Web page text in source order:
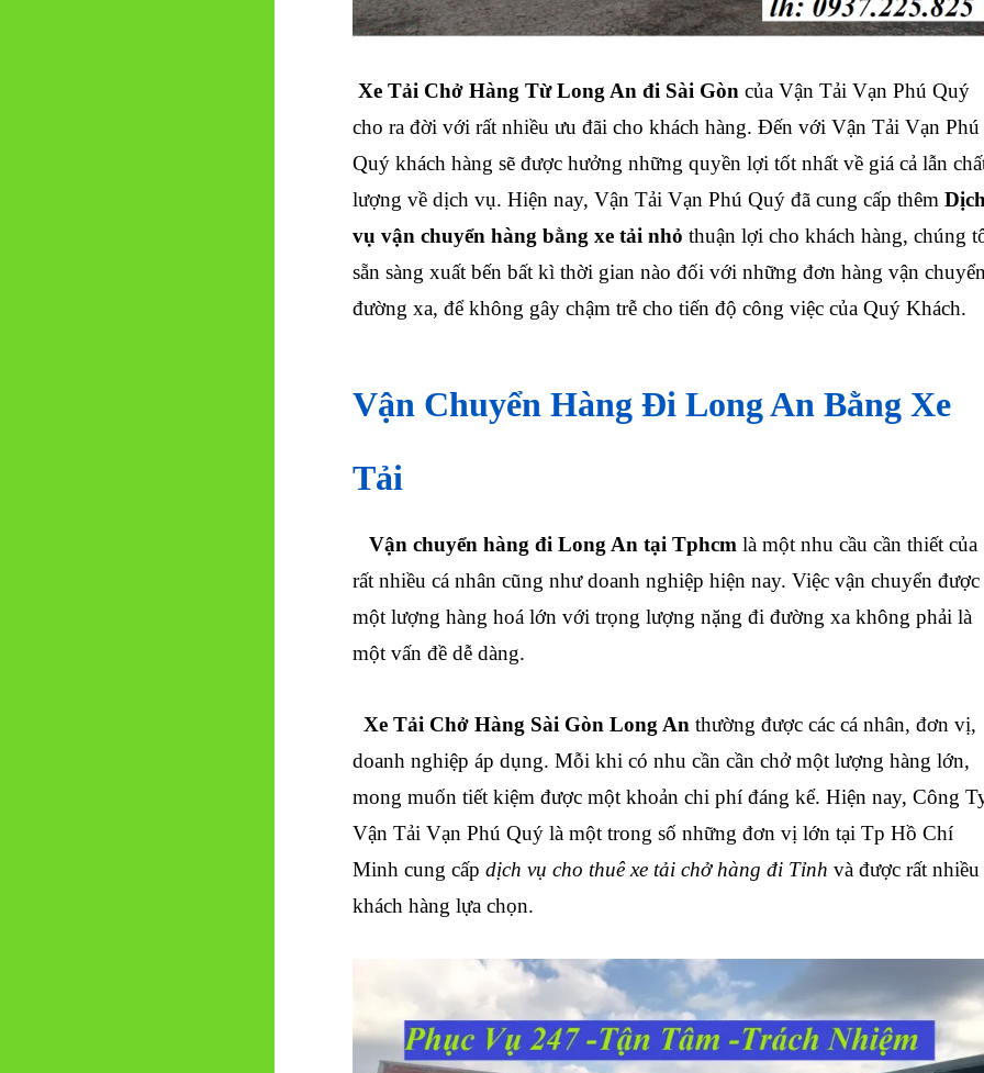
Xe Tải Chở Hàng Từ Long An đi Sài Gòn của Vận Tải Vạn Phú Quý
cho ra đời với rất nhiều ưu đãi cho khách hàng. Đến với Vận Tải Vạn Phú
Quý khách hàng sẽ được hưởng những quyền lợi tốt nhất về giá cả lẫn
lượng về dịch vụ. Hiện nay, Vận Tải Vạn Phú Quý đã cung cấp thêm
vụ vận chuyển hàng bằng xe tải nhỏ thuận lợi cho khách hàng, chúng
sẵn sàng xuất bến bất kì thời gian nào đối với những đơn hàng vận
đường xa, để không gây chậm trễ cho tiến độ công việc của Quý Khách.
Vận Chuyển Hàng Đi Long An Bằng Xe
Tải
Vận chuyển hàng đi Long An tại Tphcm là một nhu cầu cần thiết của
rất nhiều cá nhân cũng như doanh nghiệp hiện nay. Việc vận chuyển được
một lượng hàng hoá lớn với trọng lượng nặng đi đường xa không phải là
một vấn đề dễ dàng.
Xe Tải Chở Hàng Sài Gòn Long An thường được các cá nhân, đơn vị,
doanh nghiệp áp dụng. Mỗi khi có nhu cần cần chở một lượng hàng lớn,
mong muốn tiết kiệm được một khoản chi phí đáng kể. Hiện nay, Công
Vận Tải Vạn Phú Quý là một trong số những đơn vị lớn tại Tp Hồ Chí
Minh cung cấp dịch vụ cho thuê xe tải chở hàng đi Tỉnh và được rất nhiều
khách hàng lựa chọn.